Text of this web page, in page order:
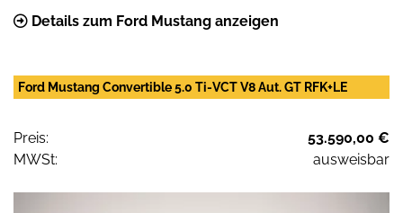
Details zum Ford Mustang anzeigen
Ford Mustang Convertible 5.0 Ti-VCT V8 Aut. GT RFK+LE
Preis:
53.590,00 €
MWSt:
ausweisbar